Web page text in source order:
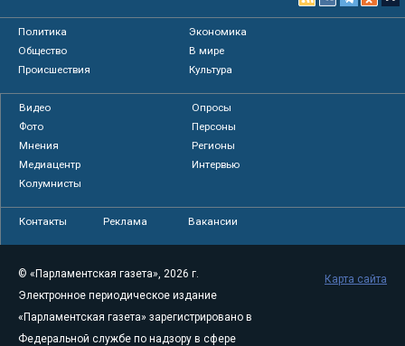
Политика
Экономика
Общество
В мире
Происшествия
Культура
Видео
Опросы
Фото
Персоны
Мнения
Регионы
Медиацентр
Интервью
Колумнисты
Контакты Реклама Вакансии
© «Парламентская газета», 2026 г.
Электронное периодическое издание
«Парламентская газета» зарегистрировано в
Федеральной службе по надзору в сфере
Карта сайта